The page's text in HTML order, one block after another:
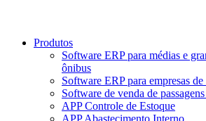
Produtos
Software ERP para médias e
ônibus
Software ERP para empresas
Software de venda de
APP Controle de Estoque
APP Abastecimento Interno